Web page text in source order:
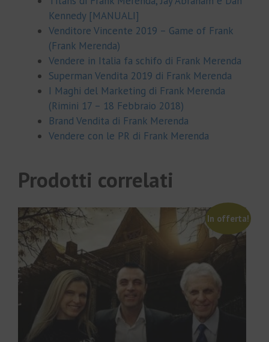
Kennedy [MANUALI]
Venditore Vincente 2019 – Game of Frank
(Frank Merenda)
Vendere in Italia fa schifo di Frank Merenda
Superman Vendita 2019 di Frank Merenda
I Maghi del Marketing di Frank Merenda
(Rimini 17 – 18 Febbraio 2018)
Brand Vendita di Frank Merenda
Vendere con le PR di Frank Merenda
Prodotti correlati
In offerta!